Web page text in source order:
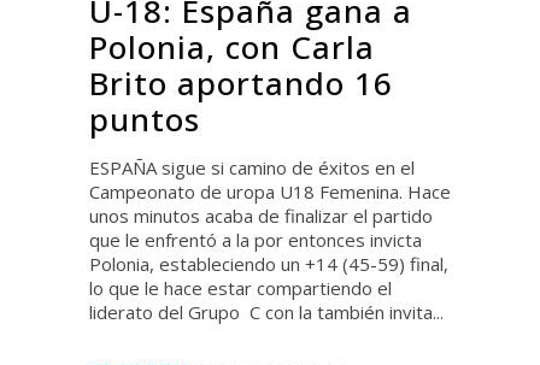
U-18: España gana a
Polonia, con Carla
Brito aportando 16
puntos
ESPAÑA sigue si camino de éxitos en el
Campeonato de uropa U18 Femenina. Hace
unos minutos acaba de finalizar el partido
que le enfrentó a la por entonces invicta
Polonia, estableciendo un +14 (45-59) final,
lo que le hace estar compartiendo el
liderato del Grupo C con la también invita...